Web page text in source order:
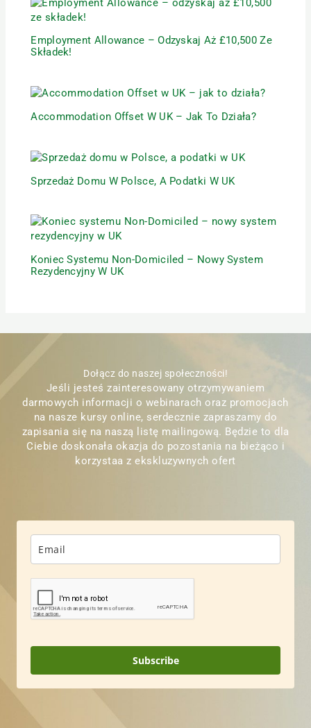
Employment Allowance – Odzyskaj Aż £10,500 Ze
Składek!
Accommodation Offset W UK – Jak To Działa?
Sprzedaż Domu W Polsce, A Podatki W UK
Koniec Systemu Non-Domiciled – Nowy System
Rezydencyjny W UK
Dołącz do naszej społeczności!
Jeśli jesteś zainteresowany otrzymywaniem
darmowych informacji o webinarach oraz promocjach
na nasze kursy online, serdecznie zapraszamy do
zapisania się na naszą listę mailingową. Będzie to dla
Ciebie doskonała okazja do pozostania na bieżąco i
korzystaa z ekskluzywnych ofert
Subscribe